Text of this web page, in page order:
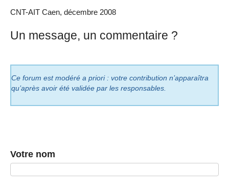
CNT-AIT Caen, décembre 2008
Un message, un commentaire ?
Ce forum est modéré a priori : votre contribution n’apparaîtra
qu’après avoir été validée par les responsables.
Votre nom